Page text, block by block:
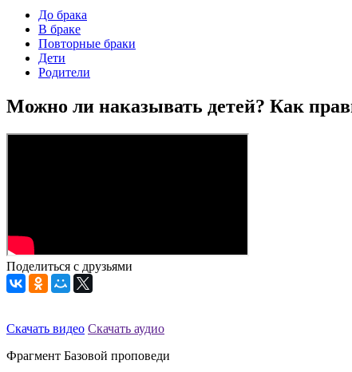
До брака
В браке
Повторные браки
Дети
Родители
Можно ли наказывать детей? Как
Поделиться с друзьями
Скачать видео Скачать аудио
Фрагмент Базовой проповеди